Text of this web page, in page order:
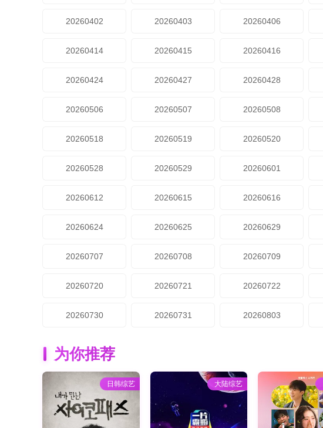
20260402 20260403 20260406
20260414 20260415 20260416
20260424 20260427 20260428
20260506 20260507 20260508
20260518 20260519 20260520
20260528 20260529 20260601
20260612 20260615 20260616
20260624 20260625 20260629
20260707 20260708 20260709
20260720 20260721 20260722
20260730 20260731 20260803
为你推荐
日韩综艺 大陆综艺